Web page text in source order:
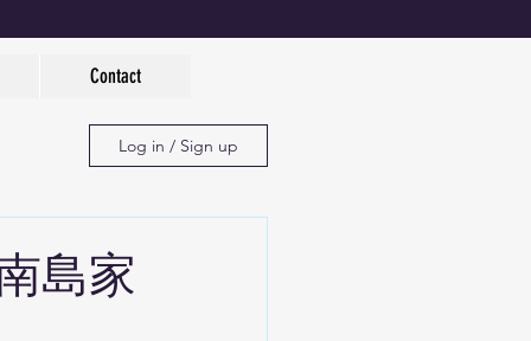
Contact
Log in / Sign up
島家